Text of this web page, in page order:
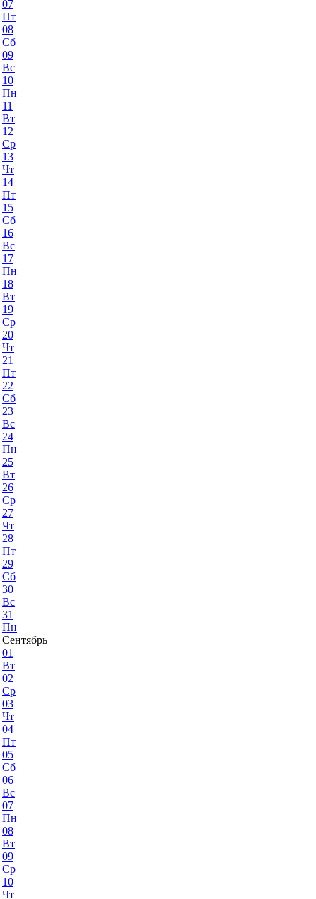
07
Пт
08
Сб
09
Вс
10
Пн
11
Вт
12
Ср
13
Чт
14
Пт
15
Сб
16
Вс
17
Пн
18
Вт
19
Ср
20
Чт
21
Пт
22
Сб
23
Вс
24
Пн
25
Вт
26
Ср
27
Чт
28
Пт
29
Сб
30
Вс
31
Пн
Сентябрь
01
Вт
02
Ср
03
Чт
04
Пт
05
Сб
06
Вс
07
Пн
08
Вт
09
Ср
10
Чт